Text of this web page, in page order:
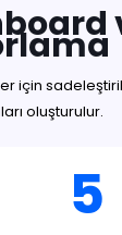
için
oluşturulur.
5